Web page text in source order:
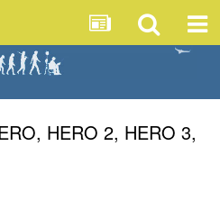
HERO 2, HERO 3,